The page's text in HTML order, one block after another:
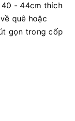
40 - 44cm thích
quê hoặc
gọn trong cốp